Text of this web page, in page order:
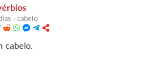
·cabelo
cabelo.